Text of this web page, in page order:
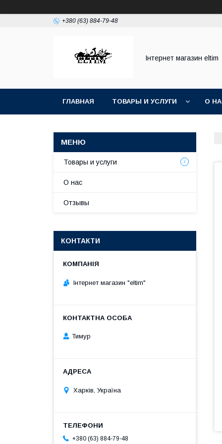
+380 (63) 884-79-48
Інтернет магазин eltim
ГЛАВНАЯ ТОВАРЫ И УСЛУГИ О
Товары и услуги
О нас
Отзывы
КОНТАКТИ
Інтернет магазин "eltim"
Тимур
Харків, Україна
+380 (63) 884-79-48